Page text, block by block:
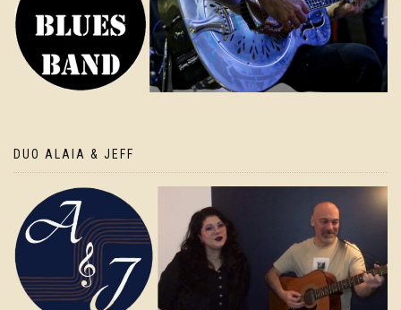
DUO ALAIA & JEFF